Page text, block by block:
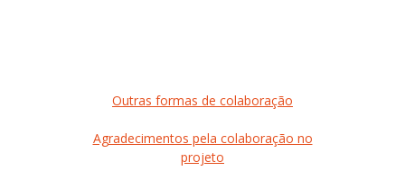
Outras formas de colaboração
Agradecimentos pela colaboração no
projeto